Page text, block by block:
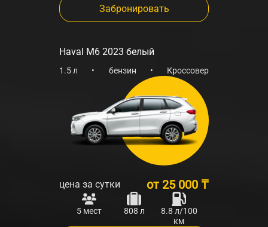
Забронировать
Haval M6 2023 белый
1.5 л • бензин • Кроссовер
цена за сутки от 25 000 ₸
5 мест 808 л
8.8 л/100
км